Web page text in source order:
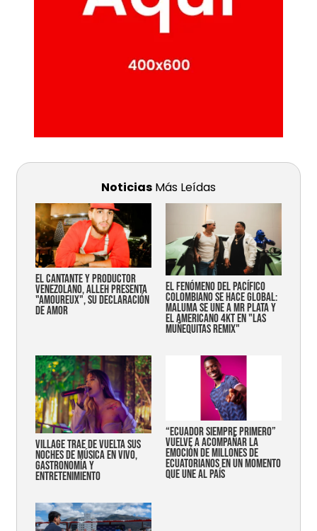
Noticias Más Leídas
EL CANTANTE Y PRODUCTOR
VENEZOLANO, ALLEH PRESENTA
"AMOUREUX", SU DECLARACIÓN
DE AMOR
EL FENÓMENO DEL PACÍFICO
COLOMBIANO SE HACE GLOBAL:
MALUMA SE UNE A MR PLATA Y
EL AMERICANO 4KT EN "LAS
MUÑEQUITAS REMIX"
Village trae de vuelta sus
noches de música en vivo,
gastronomía y
entretenimiento
“Ecuador siempre primero”
vuelve a acompañar la
emoción de millones de
ecuatorianos en un momento
que une al país